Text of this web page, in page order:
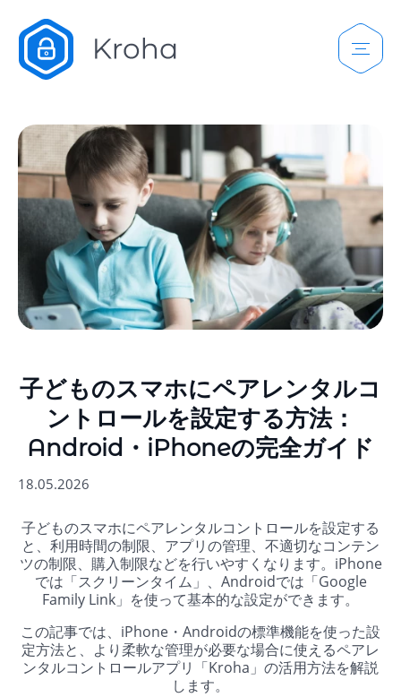
子どものスマホにペアレンタルコ
ントロールを設定する方法：
Android・iPhoneの完全ガイド
18.05.2026
子どものスマホにペアレンタルコントロールを設定する
と、利用時間の制限、アプリの管理、不適切なコンテン
ツの制限、購入制限などを行いやすくなります。iPhone
では「スクリーンタイム」、Androidでは「Google
Family Link」を使って基本的な設定ができます。
この記事では、iPhone・Androidの標準機能を使った設
定方法と、より柔軟な管理が必要な場合に使えるペアレ
ンタルコントロールアプリ「Kroha」の活用方法を解説
します。